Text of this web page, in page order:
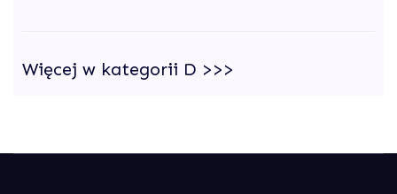
Więcej w kategorii D >>>